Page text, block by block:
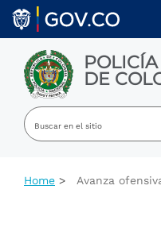
Welcome
All
Accessibility
screen
reader.
Skip to main content
DE
Home Avanza